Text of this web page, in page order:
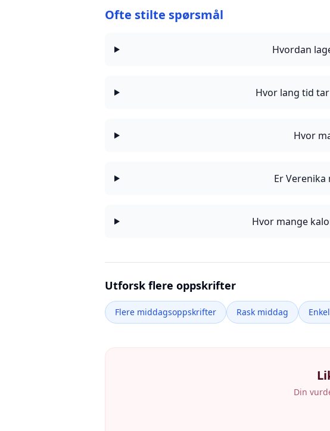
Ofte stilte spørsmål
Hvordan
Hvor lang tid
Hvor
Er
Hvor mange
Utforsk flere oppskrifter
Flere middagsoppskrifter Rask middag
Din